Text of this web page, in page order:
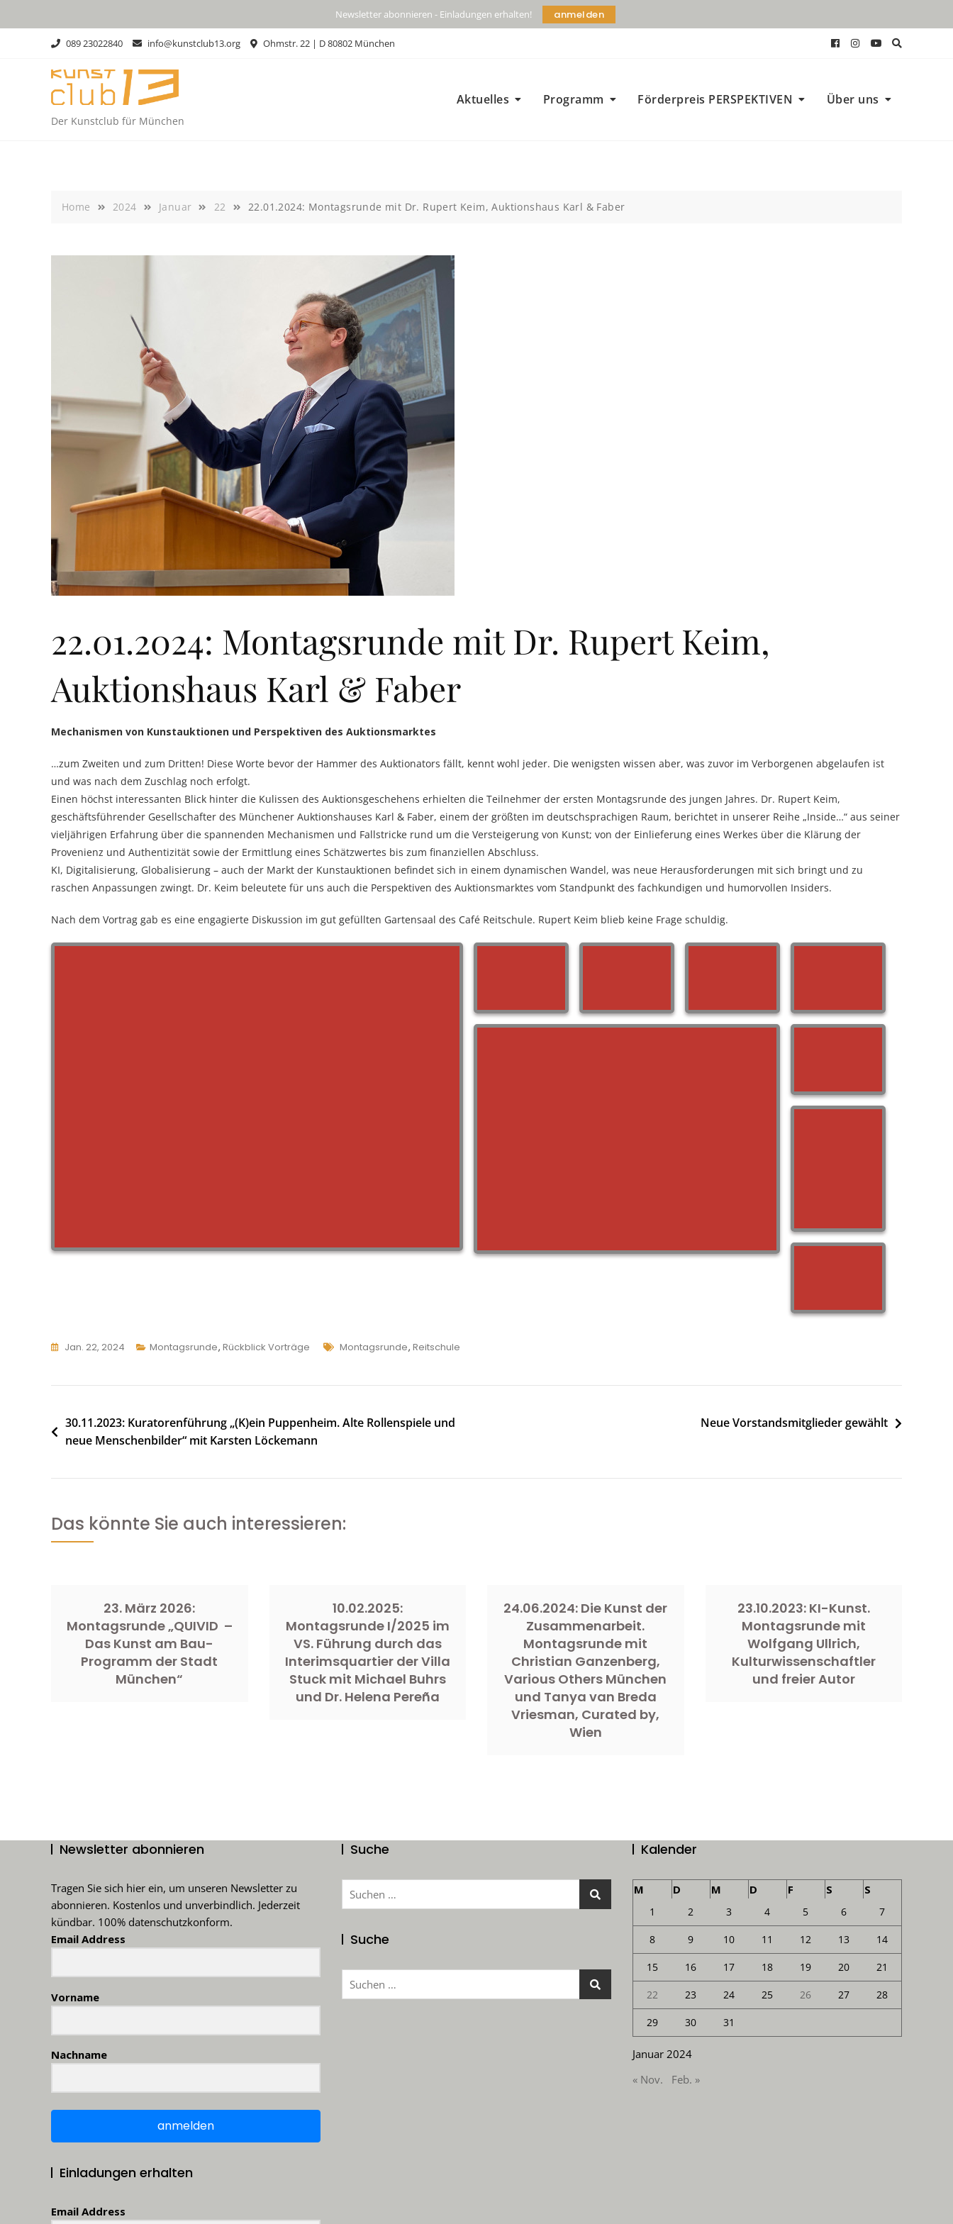
Newsletter abonnieren - Einladungen erhalten! anmelden
089 23022840 info@kunstclub13.org Ohmstr. 22 | D 80802 München
Der Kunstclub für München
Aktuelles Programm Förderpreis PERSPEKTIVEN Über uns
Home 2024 Januar 22 22.01.2024: Montagsrunde mit Dr. Rupert Keim, Auktionshaus Karl & Faber
22.01.2024: Montagsrunde mit Dr. Rupert Keim,
Auktionshaus Karl & Faber
Mechanismen von Kunstauktionen und Perspektiven des Auktionsmarktes
…zum Zweiten und zum Dritten! Diese Worte bevor der Hammer des Auktionators fällt, kennt wohl jeder. Die wenigsten wissen aber, was zuvor im Verborgenen abgelaufen ist
und was nach dem Zuschlag noch erfolgt.
Einen höchst interessanten Blick hinter die Kulissen des Auktionsgeschehens erhielten die Teilnehmer der ersten Montagsrunde des jungen Jahres. Dr. Rupert Keim,
geschäftsführender Gesellschafter des Münchener Auktionshauses Karl & Faber, einem der größten im deutschsprachigen Raum, berichtet in unserer Reihe „Inside…“ aus seiner
vieljährigen Erfahrung über die spannenden Mechanismen und Fallstricke rund um die Versteigerung von Kunst; von der Einlieferung eines Werkes über die Klärung der
Provenienz und Authentizität sowie der Ermittlung eines Schätzwertes bis zum finanziellen Abschluss.
KI, Digitalisierung, Globalisierung – auch der Markt der Kunstauktionen befindet sich in einem dynamischen Wandel, was neue Herausforderungen mit sich bringt und zu
raschen Anpassungen zwingt. Dr. Keim beleutete für uns auch die Perspektiven des Auktionsmarktes vom Standpunkt des fachkundigen und humorvollen Insiders.
Nach dem Vortrag gab es eine engagierte Diskussion im gut gefüllten Gartensaal des Café Reitschule. Rupert Keim blieb keine Frage schuldig.
Jan. 22, 2024 Montagsrunde, Rückblick Vorträge Tags
Montagsrunde, Reitschule
Beitragsnavigation
30.11.2023: Kuratorenführung „(K)ein Puppenheim. Alte Rollenspiele und
neue Menschenbilder“ mit Karsten Löckemann
Neue Vorstandsmitglieder gewählt
Das könnte Sie auch interessieren:
23. März 2026:
Montagsrunde „QUIVID –
Das Kunst am Bau-
Programm der Stadt
München“
10.02.2025:
Montagsrunde I/2025 im
VS. Führung durch das
Interimsquartier der Villa
Stuck mit Michael Buhrs
und Dr. Helena Pereña
24.06.2024: Die Kunst der
Zusammenarbeit.
Montagsrunde mit
Christian Ganzenberg,
Various Others München
und Tanya van Breda
Vriesman, Curated by,
Wien
23.10.2023: KI-Kunst.
Montagsrunde mit
Wolfgang Ullrich,
Kulturwissenschaftler
und freier Autor
Newsletter abonnieren
Tragen Sie sich hier ein, um unseren Newsletter zu
abonnieren. Kostenlos und unverbindlich. Jederzeit
kündbar. 100% datenschutzkonform.
Email Address
Vorname
Nachname
anmelden
Einladungen erhalten
Email Address
Suche
Suchen
Suche
Suchen
Kalender
Januar 2024
M D M D F S S
1 2 3 4 5 6 7
8 9 10 11 12 13 14
15 16 17 18 19 20 21
22 23 24 25 26 27 28
29 30 31
« Nov. Feb. »